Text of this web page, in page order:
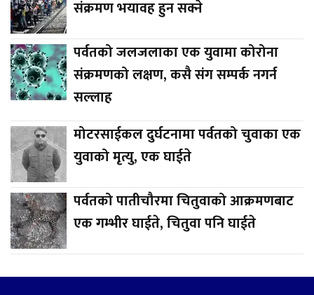
संक्रमण भयावह हुन सक्ने
पर्वतको जलजलाका एक युवामा कोरोना
संक्रमणको लक्षण, कसै संग सम्पर्क नगर्न
सल्लाह
मोटरसाईकल दुर्घटनामा पर्वतको चुवाका एक
युवाको मृत्यु, एक घाईते
पर्वतको पातीचौरमा चितुवाको आक्रमणबाट
एक गम्भीर घाईते, चितुवा पनि घाईते